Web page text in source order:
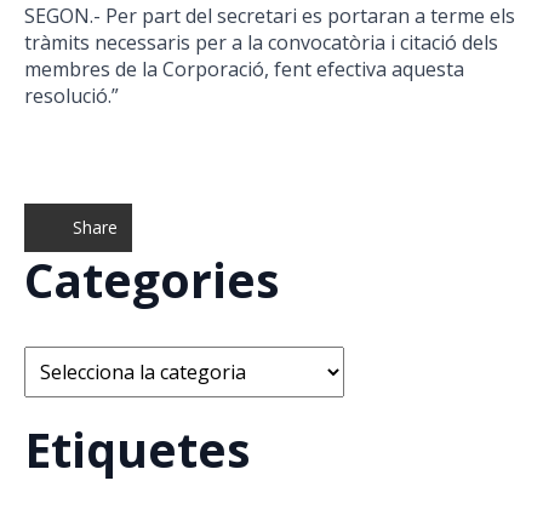
SEGON.- Per part del secretari es portaran a terme els
tràmits necessaris per a la convocatòria i citació dels
membres de la Corporació, fent efectiva aquesta
resolució.”
Share
Categories
Categories
Etiquetes